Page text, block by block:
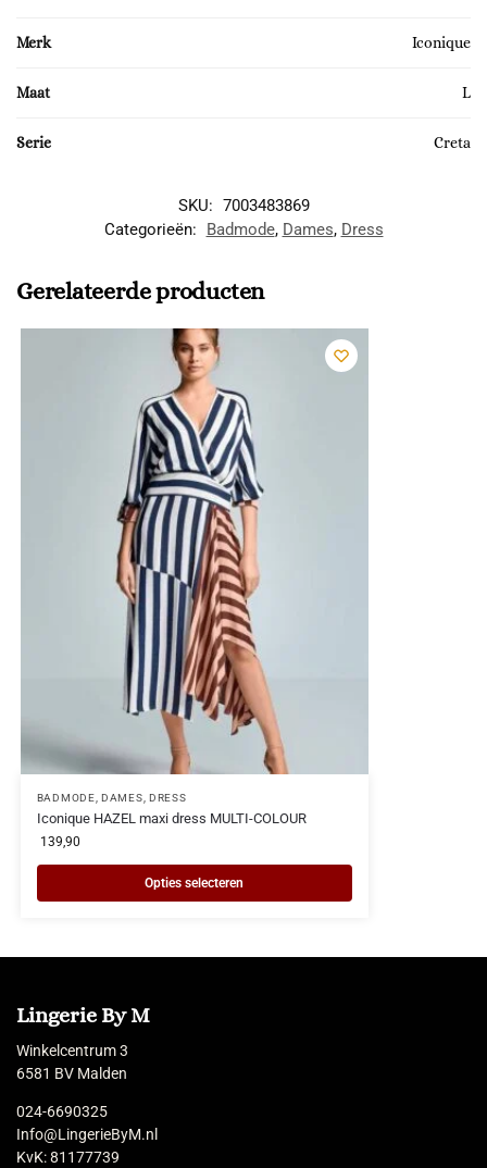
Merk Iconique
Maat L
Serie Creta
SKU: 7003483869
Categorieën:
Badmode, Dames, Dress
Gerelateerde producten
BADMODE ,DAMES DRESS
Iconique HAZEL maxi dress MULTI-COLOUR
139,90
Opties selecteren
Lingerie By M
Winkelcentrum 3
6581 BV Malden
024-6690325
Info@LingerieByM.nl
KvK: 81177739